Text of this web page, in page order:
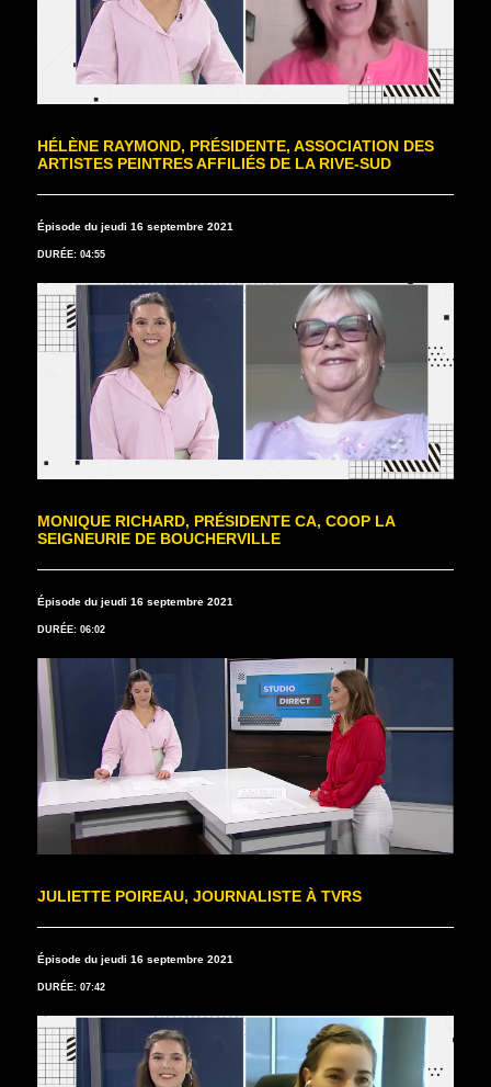
HÉLÈNE RAYMOND, PRÉSIDENTE, ASSOCIATION DES
ARTISTES PEINTRES AFFILIÉS DE LA RIVE-SUD
Épisode du jeudi 16 septembre 2021
DURÉE: 04:55
MONIQUE RICHARD, PRÉSIDENTE CA, COOP LA
SEIGNEURIE DE BOUCHERVILLE
Épisode du jeudi 16 septembre 2021
DURÉE: 06:02
JULIETTE POIREAU, JOURNALISTE À TVRS
Épisode du jeudi 16 septembre 2021
DURÉE: 07:42